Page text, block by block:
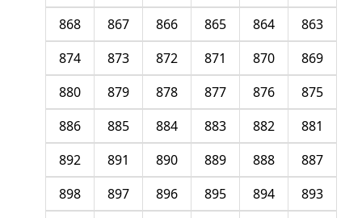
863
864
865
866
867
868
869
870
871
872
873
874
875
876
877
878
879
880
881
882
883
884
885
886
887
888
889
890
891
892
893
894
895
896
897
898